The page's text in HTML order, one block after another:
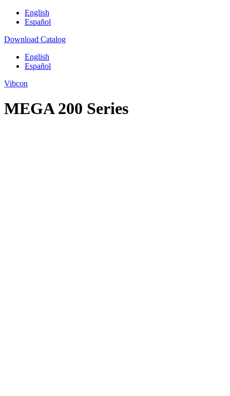
English
Español
Download Catalog
English
Español
Vibcon
MEGA 200 Series